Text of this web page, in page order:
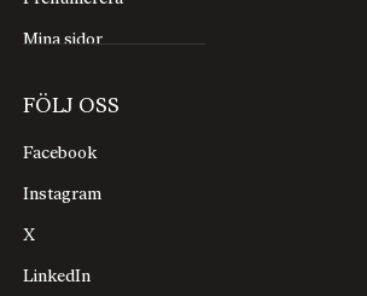
Mina sidor
FÖLJ OSS
Facebook
Instagram
X
LinkedIn